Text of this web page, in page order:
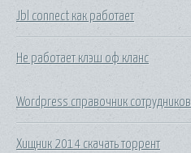
Jbl connect как работает
Не работает клэш оф кланс
Wordpress справочник сотрудников
Хищник 2014 скачать торрент